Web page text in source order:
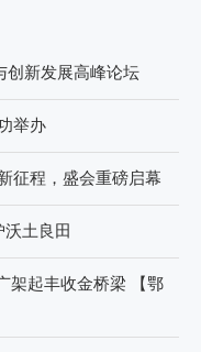
创新发展高峰论坛
举办
征程，盛会重磅启幕
沃土良田
架起丰收金桥梁 【鄂